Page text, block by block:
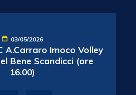
03/05/2026
A.Carraro Imoco Volley
Bene Scandicci (ore
16.00)